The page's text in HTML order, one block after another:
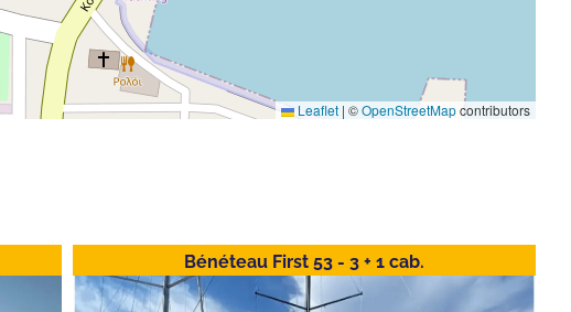
Leaflet | ©OpenStreetMapcontributors
Bénéteau First 53 - 3 + 1 cab.